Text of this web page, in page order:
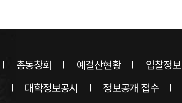
총동창회 예결산현황
입찰정보
대학정보공시
정보공개 접수